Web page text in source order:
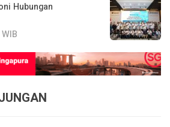
Hubungan